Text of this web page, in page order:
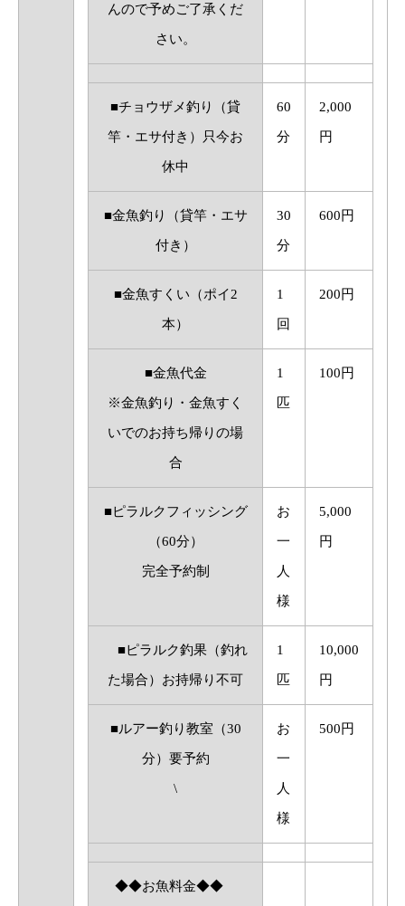
んので予めご了承くだ
さい。
■チョウザメ釣り（貸
竿・エサ付き） 只今お
休中
60
分
2,000
円
■金魚釣り（貸竿・エサ
付き）
30
分
600円
■金魚すくい（ポイ2
本）
1
回
200円
■金魚代金
※金魚釣り・金魚すく
いでのお持ち帰りの場
合
1
匹
100円
■ピラルクフィッシング
（60分）
完全予約制
お
一
人
様
5,000
円
■ピラルク釣果（釣れ
た場合） お持帰り不可
1
匹
10,000
円
■ルアー釣り教室（30
分）要予約
\
お
一
人
様
500円
◆◆お魚料金◆◆